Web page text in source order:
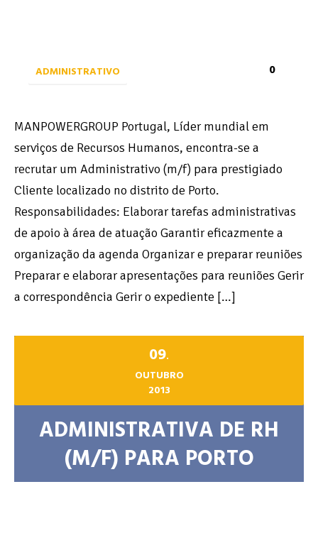
ADMINISTRATIVO 0
MANPOWERGROUP Portugal, Líder mundial em
serviços de Recursos Humanos, encontra-se a
recrutar um Administrativo (m/f) para prestigiado
Cliente localizado no distrito de Porto.
Responsabilidades: Elaborar tarefas administrativas
de apoio à área de atuação Garantir eficazmente a
organização da agenda Organizar e preparar reuniões
Preparar e elaborar apresentações para reuniões Gerir
a correspondência Gerir o expediente […]
09.
OUTUBRO
2013
ADMINISTRATIVA DE RH
(M/F) PARA PORTO